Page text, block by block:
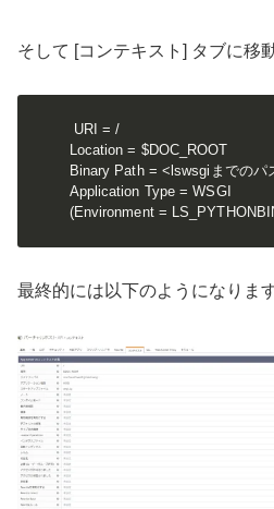
そして [コンテキスト] タブに移
URI = /
Location = $DOC_ROOT
Binary Path = <lswsgiまでの
Application Type = WSGI
(Environment =
最終的には以下のようになります